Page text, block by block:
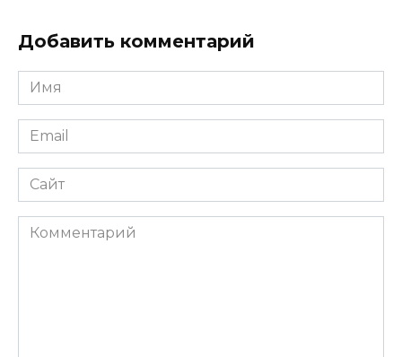
Добавить комментарий
Имя
*
Email
*
Сайт
Комментарий